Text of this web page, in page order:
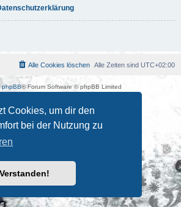
Cookies, um dir den
bei der Nutzung zu
Verstanden!
Alle Zeiten sind UTC+02:00
Alle Cookies löschen
phpBB® Forum Software © phpBB Limited
Müritz e.V|Fusion Festival|Mastodon